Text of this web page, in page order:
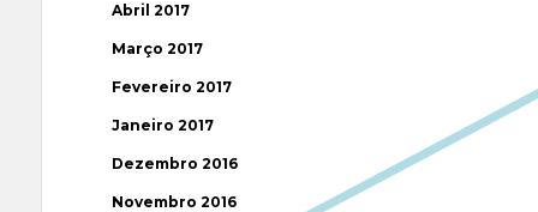
Abril 2017
Março 2017
Fevereiro 2017
Janeiro 2017
Dezembro 2016
Novembro 2016